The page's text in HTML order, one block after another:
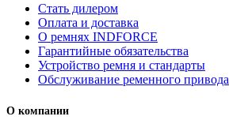
Стать дилером
Оплата и доставка
О ремнях INDFORCE
Гарантийные обязательства
Устройство ремня и стандарты
Обслуживание ременного привода
О компании